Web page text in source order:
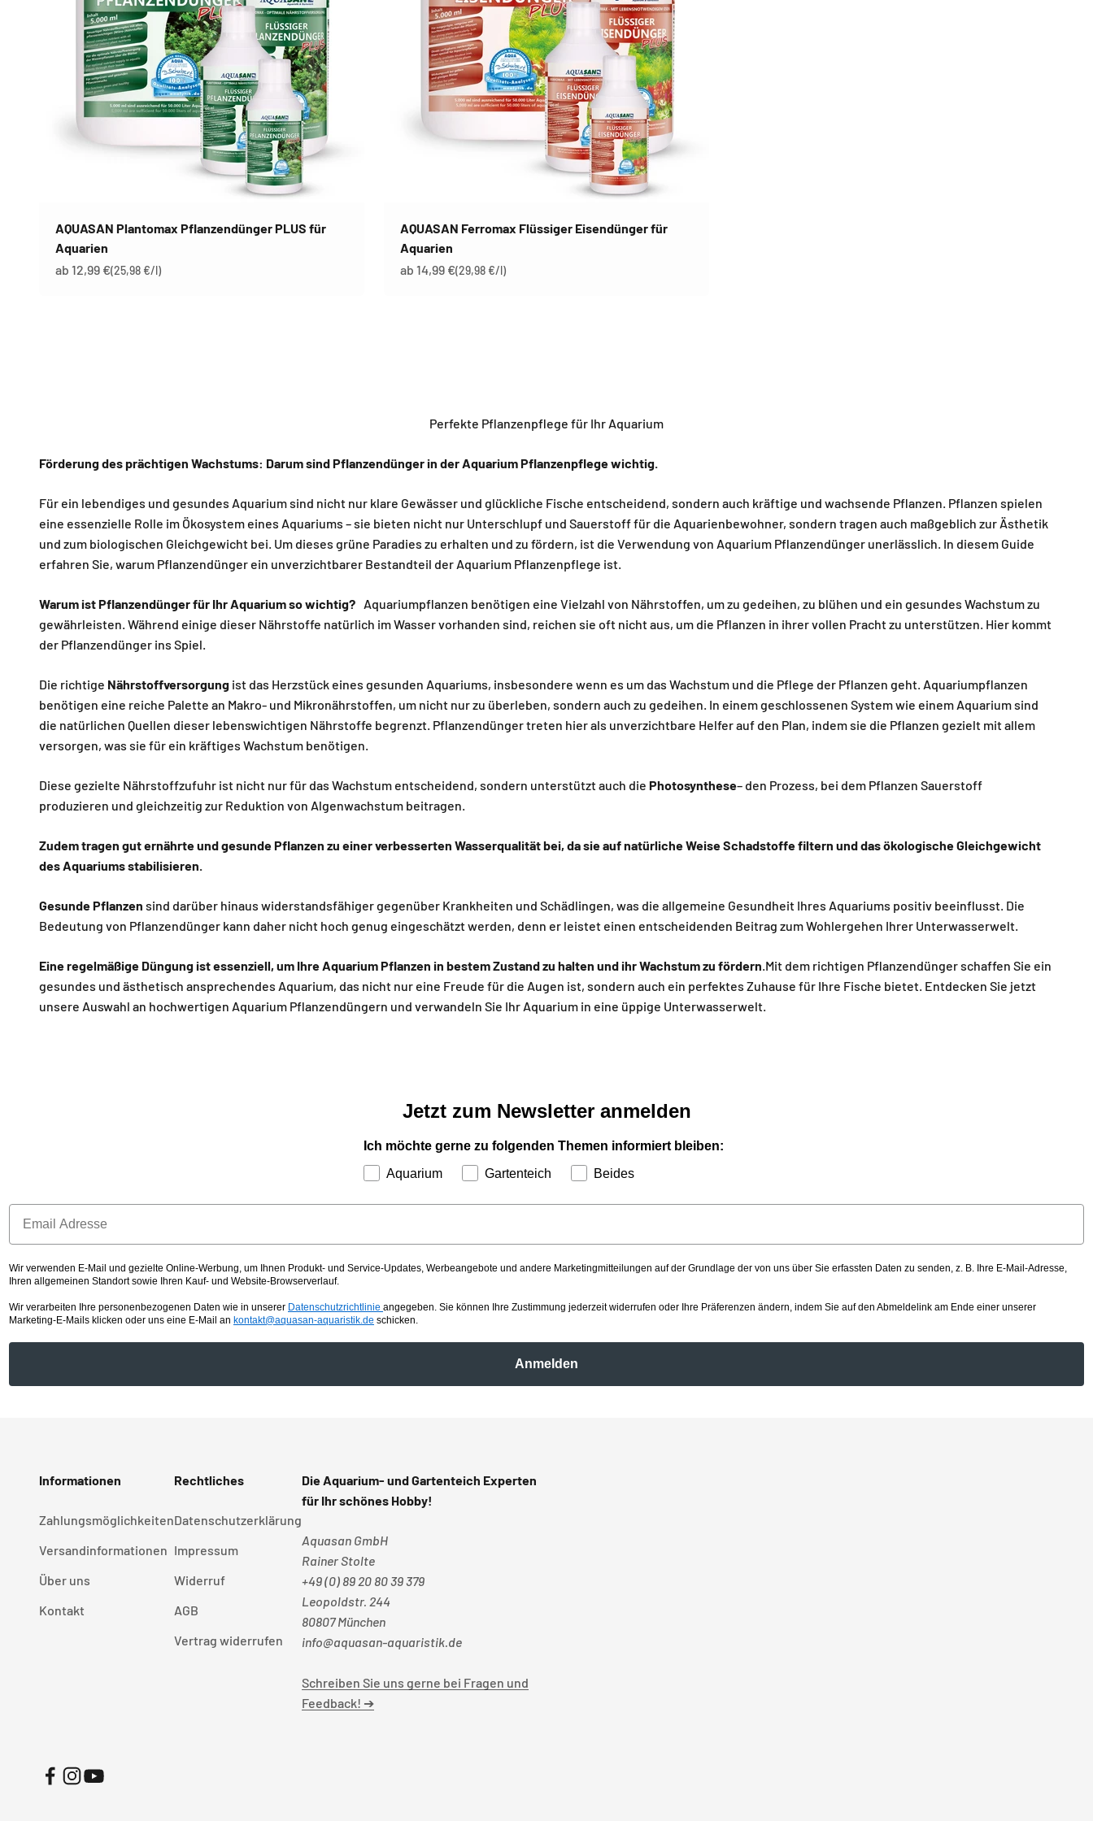
AQUASAN Plantomax Pflanzendünger PLUS für
Aquarien
Angebot
ab 12,99 €(25,98 €/l)
AQUASAN Ferromax Flüssiger Eisendünger für
Aquarien
Angebot
ab 14,99 €(29,98 €/l)
Förderung des prächtigen Wachstums: Darum sind Pflanzendünger in der Aquarium Pflanzenpflege wichtig.
Für ein lebendiges und gesundes Aquarium sind nicht nur klare Gewässer und glückliche Fische entscheidend, sondern auch kräftige und wachsende Pflanzen. Pflanzen spielen
eine essenzielle Rolle im Ökosystem eines Aquariums – sie bieten nicht nur Unterschlupf und Sauerstoff für die Aquarienbewohner, sondern tragen auch maßgeblich zur Ästhetik
und zum biologischen Gleichgewicht bei. Um dieses grüne Paradies zu erhalten und zu fördern, ist die Verwendung von Aquarium Pflanzendünger unerlässlich. In diesem Guide
erfahren Sie, warum Pflanzendünger ein unverzichtbarer Bestandteil der Aquarium Pflanzenpflege ist.
Warum ist Pflanzendünger für Ihr Aquarium so wichtig? Aquariumpflanzen benötigen eine Vielzahl von Nährstoffen, um zu gedeihen, zu blühen und ein gesundes Wachstum zu
gewährleisten. Während einige dieser Nährstoffe natürlich im Wasser vorhanden sind, reichen sie oft nicht aus, um die Pflanzen in ihrer vollen Pracht zu unterstützen. Hier kommt
der Pflanzendünger ins Spiel.
Die richtige Nährstoffversorgung ist das Herzstück eines gesunden Aquariums, insbesondere wenn es um das Wachstum und die Pflege der Pflanzen geht. Aquariumpflanzen
benötigen eine reiche Palette an Makro- und Mikronährstoffen, um nicht nur zu überleben, sondern auch zu gedeihen. In einem geschlossenen System wie einem Aquarium sind
die natürlichen Quellen dieser lebenswichtigen Nährstoffe begrenzt. Pflanzendünger treten hier als unverzichtbare Helfer auf den Plan, indem sie die Pflanzen gezielt mit allem
versorgen, was sie für ein kräftiges Wachstum benötigen.
Diese gezielte Nährstoffzufuhr ist nicht nur für das Wachstum entscheidend, sondern unterstützt auch die Photosynthese– den Prozess, bei dem Pflanzen Sauerstoff
produzieren und gleichzeitig zur Reduktion von Algenwachstum beitragen.
Zudem tragen gut ernährte und gesunde Pflanzen zu einer verbesserten Wasserqualität bei, da sie auf natürliche Weise Schadstoffe filtern und das ökologische Gleichgewicht
des Aquariums stabilisieren.
Gesunde Pflanzen sind darüber hinaus widerstandsfähiger gegenüber Krankheiten und Schädlingen, was die allgemeine Gesundheit Ihres Aquariums positiv beeinflusst. Die
Bedeutung von Pflanzendünger kann daher nicht hoch genug eingeschätzt werden, denn er leistet einen entscheidenden Beitrag zum Wohlergehen Ihrer Unterwasserwelt.
Eine regelmäßige Düngung ist essenziell, um Ihre Aquarium Pflanzen in bestem Zustand zu halten und ihr Wachstum zu fördern .Mit dem richtigen Pflanzendünger schaffen Sie ein
gesundes und ästhetisch ansprechendes Aquarium, das nicht nur eine Freude für die Augen ist, sondern auch ein perfektes Zuhause für Ihre Fische bietet. Entdecken Sie jetzt
unsere Auswahl an hochwertigen Aquarium Pflanzendüngern und verwandeln Sie Ihr Aquarium in eine üppige Unterwasserwelt.
Jetzt zum Newsletter anmelden
Ich möchte gerne zu folgenden Themen informiert bleiben:
Aquarium
Gartenteich Beides
Wir verwenden E-Mail und gezielte Online-Werbung, um Ihnen Produkt- und Service-Updates, Werbeangebote und andere Marketingmitteilungen auf der Grundlage der von uns über Sie erfassten Daten zu senden, z. B. Ihre E-Mail-Adresse,
Ihren allgemeinen Standort sowie Ihren Kauf- und Website-Browserverlauf.
Wir verarbeiten Ihre personenbezogenen Daten wie in unserer Datenschutzrichtlinie angegeben. Sie können Ihre Zustimmung jederzeit widerrufen oder Ihre Präferenzen ändern, indem Sie auf den Abmeldelink am Ende einer unserer
Marketing-E-Mails klicken oder uns eine E-Mail an kontakt@aquasan-aquaristik.de schicken.
Anmelden
Informationen
Zahlungsmöglichkeiten
Versandinformationen
Über uns
Kontakt
Rechtliches
Datenschutzerklärung
Impressum
Widerruf
AGB
Vertrag widerrufen
Die Aquarium- und Gartenteich Experten
für Ihr schönes Hobby!
Aquasan GmbH
Rainer Stolte
+49 (0) 89 20 80 39 379
Leopoldstr. 244
80807 München
info@aquasan-aquaristik.de
Schreiben Sie uns gerne bei Fragen und
Feedback! ➔